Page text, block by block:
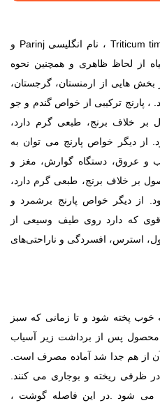
Triticum ، نام انگلیسی Parinj و
از لحاظ ظاهری و همچنین نحوه
هایی از ارمنستان، گرجستان،
پارنج ترکیبی از خواص گندم و جو
بر خلاف برنج، طبعی گرم دارد،
از دیگر خواص پارنج می توان به
و عروق، دستگاه گوارش، مغز و
بر خلاف برنج، طبعی گرم دارد،
از دیگر خواص پارنج برشمرد و
قوی که دارد روی طیف وسیعی از
استرس، افسردگی و ناراحتی‌های
خوب پخته شود و تا زمانی که سبز
پس از برداشت زیر آسیاب
از هم جدا شد آماده مصرف است.
در ظرفی ریخته و بوجاری می كنند.
.در این فاصله گوشت ،